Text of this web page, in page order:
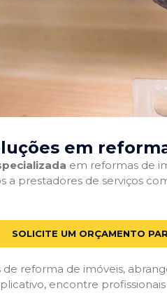
em
em reformas de
a prestadores de serviços
SOLICITE UM ORÇAMENTO
reforma de imóveis,
encontre